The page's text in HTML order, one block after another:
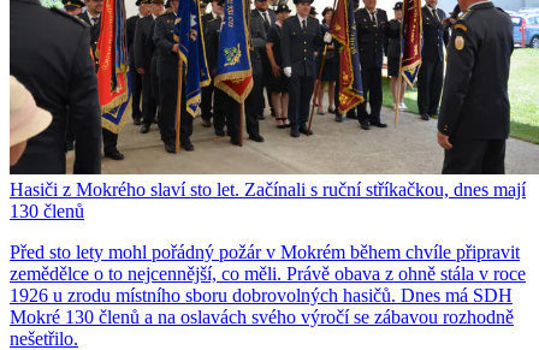
Hasiči z Mokrého slaví sto let. Začínali s ruční stříkačkou, dnes mají
130 členů
Před sto lety mohl pořádný požár v Mokrém během chvíle připravit
zemědělce o to nejcennější, co měli. Právě obava z ohně stála v roce
1926 u zrodu místního sboru dobrovolných hasičů. Dnes má SDH
Mokré 130 členů a na oslavách svého výročí se zábavou rozhodně
nešetřilo.